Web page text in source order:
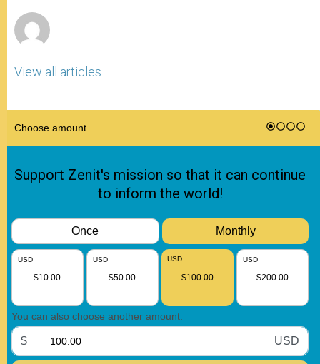
View all articles